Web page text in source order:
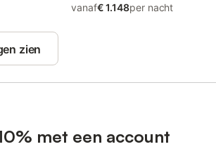
vanaf€ 1.148per nacht
zien
met een account